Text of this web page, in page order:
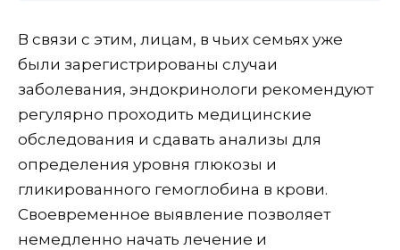
В связи с этим, лицам, в чьих семьях уже
были зарегистрированы случаи
заболевания, эндокринологи рекомендуют
регулярно проходить медицинские
обследования и сдавать анализы для
определения уровня глюкозы и
гликированного гемоглобина в крови.
Своевременное выявление позволяет
немедленно начать лечение и